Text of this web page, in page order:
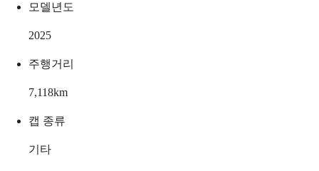
모델년도
2025
주행거리
7,118km
캡 종류
기타